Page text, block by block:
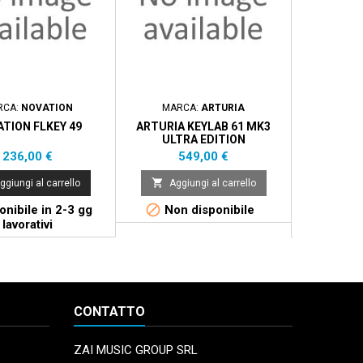
NOVATION
FLKEY 49
Prezzo
236,00 €
al carrello
in 2-3 gg
lavorativi
MARCA: ARTURIA
ARTURIA KEYLAB 61 MK3
ULTRA EDITION
Prezzo
549,00 €
 Aggiungi al carrello
 Non disponibile
CONTATTO
ZAI MUSIC GROUP SRL